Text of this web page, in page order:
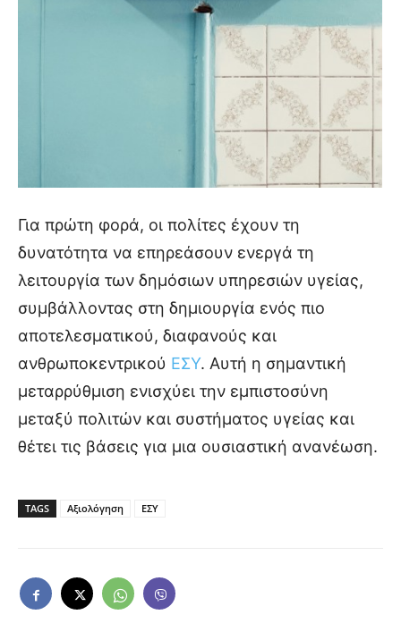
Για πρώτη φορά, οι πολίτες έχουν τη
δυνατότητα να επηρεάσουν ενεργά τη
λειτουργία των δημόσιων υπηρεσιών υγείας,
συμβάλλοντας στη δημιουργία ενός πιο
αποτελεσματικού, διαφανούς και
ανθρωποκεντρικού ΕΣΥ. Αυτή η σημαντική
μεταρρύθμιση ενισχύει την εμπιστοσύνη
μεταξύ πολιτών και συστήματος υγείας και
θέτει τις βάσεις για μια ουσιαστική ανανέωση.
TAGS Αξιολόγηση ΕΣΥ